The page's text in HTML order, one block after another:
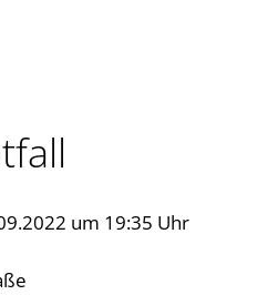
um 19:35 Uhr